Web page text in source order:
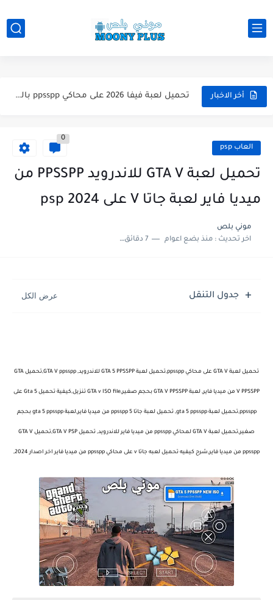
أخر الاخبار
العاب psp
0
تحميل لعبة GTA V للاندرويد PPSSPP من
ميديا فاير لعبة جاتا V على psp 2024
موني بلص
اخر تحديث :منذ بضع اعوام 7 دقائق للقراءة
جدول التنقل
تحميل لعبة GTA V على محاكي ppsspp,تحميل لعبة GTA 5 PPSSPP للاندرويد, GTA V ppsspp,تحميل GTA
V PPSSPP من ميديا فاير, لعبة GTA V PPSSPP بحجم صغير,GTA v ISO file تنزيل,كيفية تحميل Gta 5 على
ppsspp,تحميل لعبة gta 5 ppsspp, تحميل لعبة جاتا 5 ppsspp من ميديا فاير,لعبة gta 5 ppsspp بحجم
صغير,تحميل لعبة GTA V لمحاكي ppsspp من ميديا فاير للاندرويد, تحميل GTA V PSP,تحميل GTA V
ppsspp من ميديا فاير,شرح كيفيه تحميل لعبه جاتا v على محاكي ppsspp من ميديا فاير اخر اصدار 2024,